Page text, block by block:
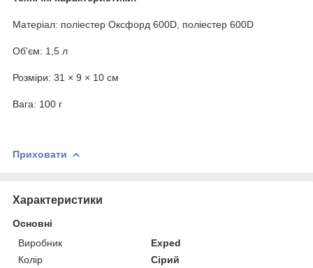
Матеріал: поліестер Оксфорд 600D, поліестер 600D
Об'єм: 1,5 л
Розміри: 31 × 9 × 10 см
Вага: 100 г
Приховати
Характеристики
Основні
Виробник
Exped
Колір
Сірий